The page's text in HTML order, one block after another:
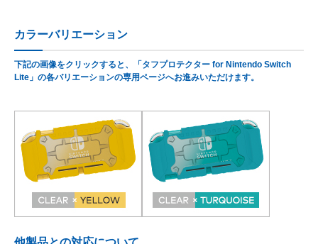
カラーバリエーション
下記の画像をクリックすると、「タフプロテクター for Nintendo Switch
Lite」の各バリエーションの専用ページへお進みいただけます。